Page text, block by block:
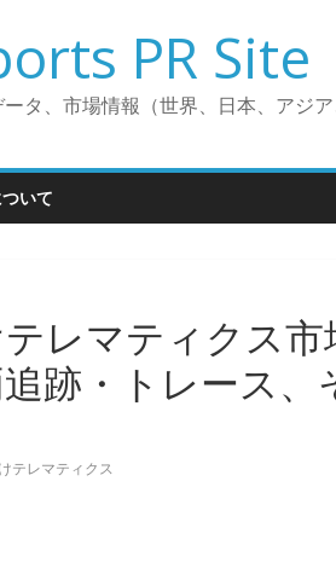
PR Site
タ、市場情報（世界、日本、アジア
いて
レマティクス市
跡・トレース、
テレマティクス